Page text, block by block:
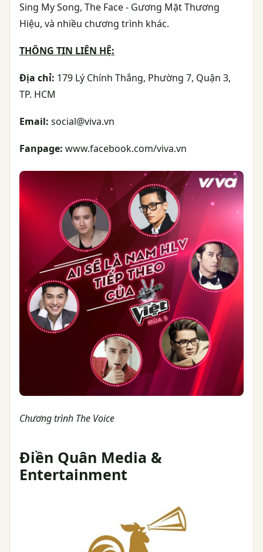
Sing My Song, The Face - Gương Mặt Thương
Hiệu, và nhiều chương trình khác.
THÔNG TIN LIÊN HỆ:
Địa chỉ: 179 Lý Chính Thắng, Phường 7, Quận 3,
TP. HCM
Email: social@viva.vn
Fanpage: www.facebook.com/viva.vn
Chương trình The Voice
Điền Quân Media &
Entertainment